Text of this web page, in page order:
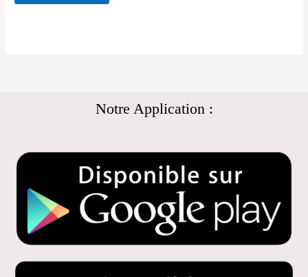
Notre Application :